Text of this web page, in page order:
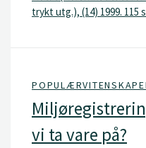
trykt utg.), (14) 1999. 115
vi ta vare på?